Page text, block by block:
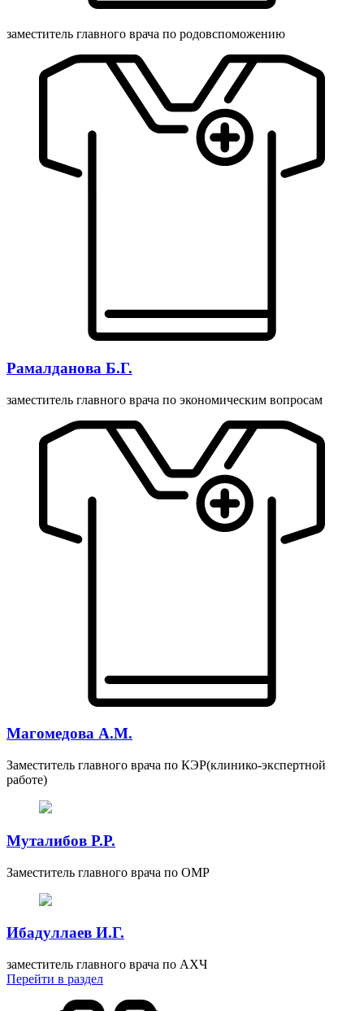
заместитель главного врача по родовспоможению
Рамалданова Б.Г.
заместитель главного врача по экономическим вопросам
Магомедова А.М.
Заместитель главного врача по КЭР(клинико-экспертной
работе)
Муталибов Р.Р.
Заместитель главного врача по ОМР
Ибадуллаев И.Г.
заместитель главного врача по АХЧ
Перейти в раздел